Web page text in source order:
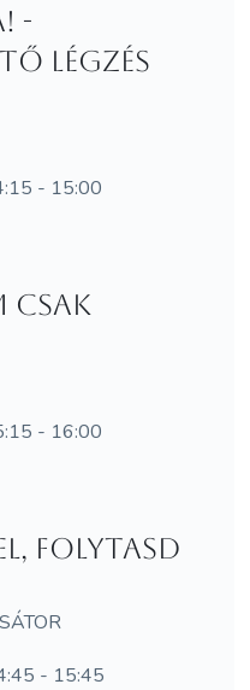
-
légzés
- 15:00
csak
- 16:00
folytasd
- 15:45